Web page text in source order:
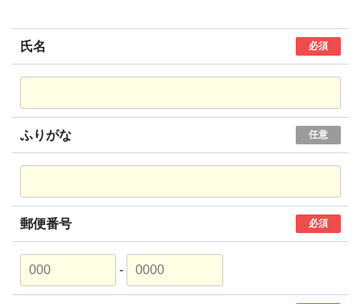
氏名 必須
ふりがな 任意
郵便番号 必須
-